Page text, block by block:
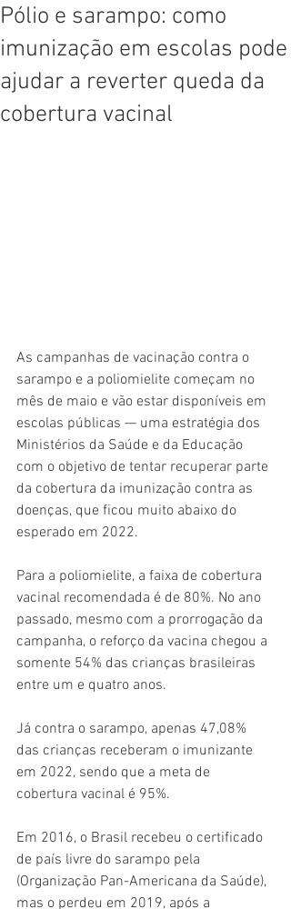
Pólio e sarampo: como
imunização em escolas pode
ajudar a reverter queda da
cobertura vacinal
As campanhas de vacinação contra o
sarampo e a poliomielite começam no
mês de maio e vão estar disponíveis em
escolas públicas — uma estratégia dos
Ministérios da Saúde e da Educação
com o objetivo de tentar recuperar parte
da cobertura da imunização contra as
doenças, que ficou muito abaixo do
esperado em 2022.
Para a poliomielite, a faixa de cobertura
vacinal recomendada é de 80%. No ano
passado, mesmo com a prorrogação da
campanha, o reforço da vacina chegou a
somente 54% das crianças brasileiras
entre um e quatro anos.
Já contra o sarampo, apenas 47,08%
das crianças receberam o imunizante
em 2022, sendo que a meta de
cobertura vacinal é 95%.
Em 2016, o Brasil recebeu o certificado
de país livre do sarampo pela
(Organização Pan-Americana da Saúde),
mas o perdeu em 2019, após a